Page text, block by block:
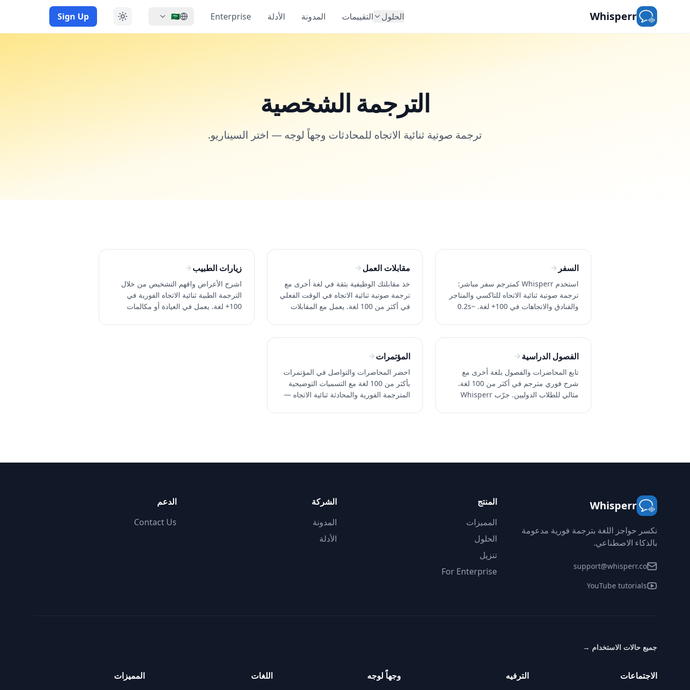
Whisperr الحلول التقييمات المدونة الأدلة Enterprise
🇸🇦
Sign Up
الترجمة الشخصية
ترجمة صوتية ثنائية الاتجاه للمحادثات وجهاً لوجه — اختر السيناريو.
السفر
استخدم Whisperr كمترجم سفر مباشر:
ترجمة صوتية ثنائية الاتجاه للتاكسي والمتاجر
والفنادق والاتجاهات في 100+ لغة. ~0.2s
مقابلات العمل
خذ مقابلتك الوظيفية بثقة في لغة أخرى مع
ترجمة صوتية ثنائية الاتجاه في الوقت الفعلي
في أكثر من 100 لغة. يعمل مع المقابلات
زيارات الطبيب
اشرح الأعراض وافهم التشخيص من خلال
الترجمة الطبية ثنائية الاتجاه الفورية في
100+ لغة. يعمل في العيادة أو مكالمات
الفصول الدراسية
تابع المحاضرات والفصول بلغة أخرى مع
شرح فوري مترجم في أكثر من 100 لغة.
مثالي للطلاب الدوليين. جرّب Whisperr
المؤتمرات
احضر المحاضرات والتواصل في المؤتمرات
بأكثر من 100 لغة مع التسميات التوضيحية
المترجمة الفورية والمحادثة ثنائية الاتجاه —
Whisperr
نكسر حواجز اللغة بترجمة فورية مدعومة
بالذكاء الاصطناعي.
support@whisperr.co
YouTube tutorials
المنتج
المميزات
الحلول
تنزيل
For Enterprise
الشركة
المدونة
الأدلة
الدعم
Contact Us
جميع حالات الاستخدام →
الاجتماعات الترفيه وجهاً لوجه اللغات المميزات